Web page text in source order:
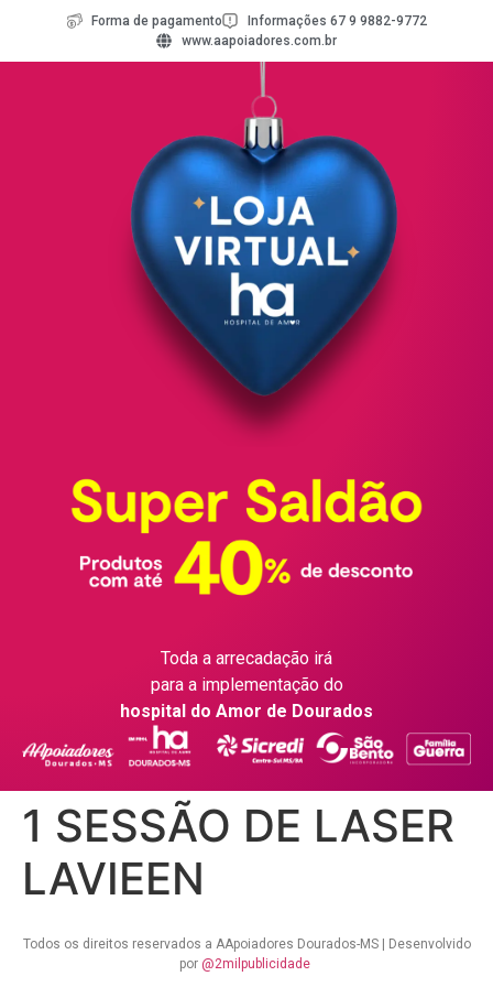
Forma de pagamento
Informações 67 9 9882-9772
www.aapoiadores.com.br
Toda a arrecadação irá
para a implementação do
hospital do Amor de Dourados
1 SESSÃO DE LASER
LAVIEEN
Todos os direitos reservados a AApoiadores Dourados-MS | Desenvolvido
por @2milpublicidade